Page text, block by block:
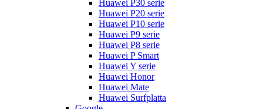
Huawei P30 serie
Huawei P20 serie
Huawei P10 serie
Huawei P9 serie
Huawei P8 serie
Huawei P Smart
Huawei Y serie
Huawei Honor
Huawei Mate
Huawei Surfplatta